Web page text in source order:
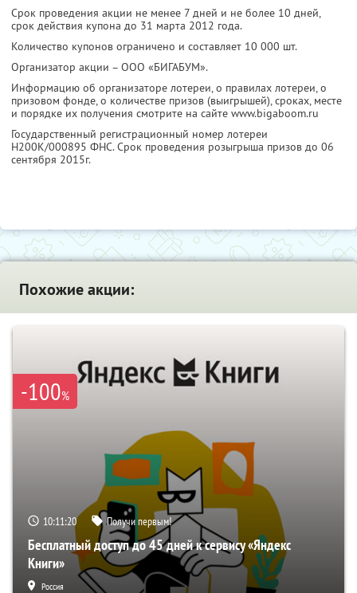
Срок проведения акции не менее 7 дней и не более 10 дней,
срок действия купона до 31 марта 2012 года.
Количество купонов ограничено и составляет 10 000 шт.
Организатор акции – ООО «БИГАБУМ».
Информацию об организаторе лотереи, о правилах лотереи, о
призовом фонде, о количестве призов (выигрышей), сроках, месте
и порядке их получения смотрите на сайте www.bigaboom.ru
Государственный регистрационный номер лотереи
Н200К/000895 ФНС. Срок проведения розыгрыша призов до 06
сентября 2015г.
Похожие акции:
-100%
10:11:19 Получи первым!
Бесплатный доступ до 45 дней к сервису «Яндекс
Книги»
Россия